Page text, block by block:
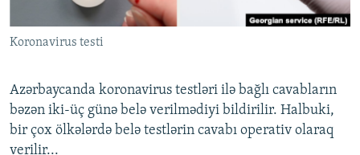
İZ - MƏDƏNIYYƏT PROQRAMI
MATERIALLARIMIZDAN ISTIFADƏ
AZADLIQRADIOSU MOBIL TELEFONUNUZDA
XƏBƏR BÜLLETENLƏRIMIZ
RFE/RL-in bütün saytları
Koronavirus testi
Azərbaycanda koronavirus testləri ilə bağlı cavabların
bəzən iki-üç günə belə verilmədiyi bildirilir. Halbuki,
bir çox ölkələrdə belə testlərin cavabı operativ olaraq
verilir...